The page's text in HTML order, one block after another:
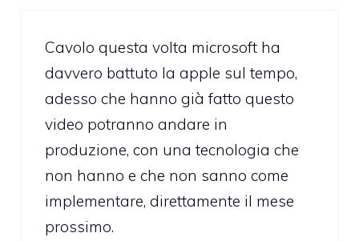
Cavolo questa volta microsoft ha
davvero battuto la apple sul tempo,
adesso che hanno già fatto questo
video potranno andare in
produzione, con una tecnologia che
non hanno e che non sanno come
implementare, direttamente il mese
prossimo.